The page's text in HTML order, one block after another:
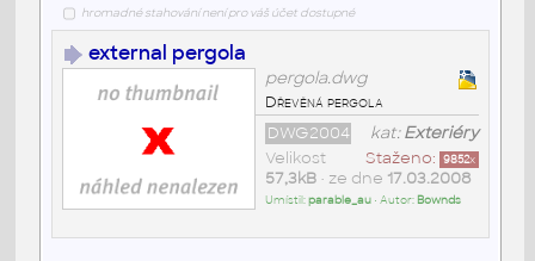
hromadné stahování není pro váš účet dostupné
external pergola
pergola.dwg
Dřevěná pergola
kat:Exteriéry
DWG2004
Staženo: 9852x
Velikost
57,3kB• ze dne 17.03.2008
Umístil:parable_au• Autor: Bownds